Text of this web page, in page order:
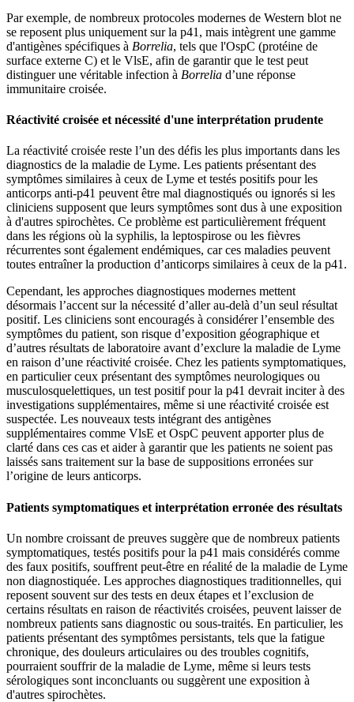
Par exemple, de nombreux protocoles modernes de Western blot ne
se reposent plus uniquement sur la p41, mais intègrent une gamme
d'antigènes spécifiques à Borrelia, tels que l'OspC (protéine de
surface externe C) et le VlsE, afin de garantir que le test peut
distinguer une véritable infection à Borrelia d’une réponse
immunitaire croisée.
Réactivité croisée et nécessité d'une interprétation prudente
La réactivité croisée reste l’un des défis les plus importants dans les
diagnostics de la maladie de Lyme. Les patients présentant des
symptômes similaires à ceux de Lyme et testés positifs pour les
anticorps anti-p41 peuvent être mal diagnostiqués ou ignorés si les
cliniciens supposent que leurs symptômes sont dus à une exposition
à d'autres spirochètes. Ce problème est particulièrement fréquent
dans les régions où la syphilis, la leptospirose ou les fièvres
récurrentes sont également endémiques, car ces maladies peuvent
toutes entraîner la production d’anticorps similaires à ceux de la p41.
Cependant, les approches diagnostiques modernes mettent
désormais l’accent sur la nécessité d’aller au-delà d’un seul résultat
positif. Les cliniciens sont encouragés à considérer l’ensemble des
symptômes du patient, son risque d’exposition géographique et
d’autres résultats de laboratoire avant d’exclure la maladie de Lyme
en raison d’une réactivité croisée. Chez les patients symptomatiques,
en particulier ceux présentant des symptômes neurologiques ou
musculosquelettiques, un test positif pour la p41 devrait inciter à des
investigations supplémentaires, même si une réactivité croisée est
suspectée. Les nouveaux tests intégrant des antigènes
supplémentaires comme VlsE et OspC peuvent apporter plus de
clarté dans ces cas et aider à garantir que les patients ne soient pas
laissés sans traitement sur la base de suppositions erronées sur
l’origine de leurs anticorps.
Patients symptomatiques et interprétation erronée des résultats
Un nombre croissant de preuves suggère que de nombreux patients
symptomatiques, testés positifs pour la p41 mais considérés comme
des faux positifs, souffrent peut-être en réalité de la maladie de Lyme
non diagnostiquée. Les approches diagnostiques traditionnelles, qui
reposent souvent sur des tests en deux étapes et l’exclusion de
certains résultats en raison de réactivités croisées, peuvent laisser de
nombreux patients sans diagnostic ou sous-traités. En particulier, les
patients présentant des symptômes persistants, tels que la fatigue
chronique, des douleurs articulaires ou des troubles cognitifs,
pourraient souffrir de la maladie de Lyme, même si leurs tests
sérologiques sont inconcluants ou suggèrent une exposition à
d'autres spirochètes.